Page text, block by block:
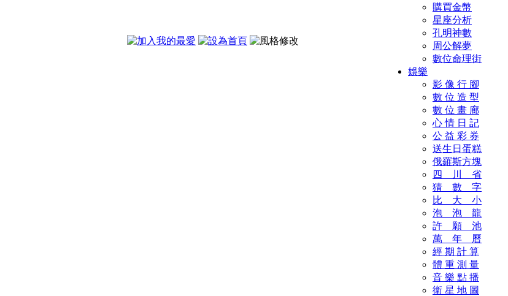
購買金幣
星座分析
孔明神數
周公解夢
數位命理街
娛樂
影 像 行 腳
數 位 造 型
數 位 畫 廊
心 情 日 記
公 益 彩 券
送生日蛋糕
俄羅斯方塊
四 川 省
猜 數 字
比 大 小
泡 泡 龍
許 願 池
萬 年 曆
經 期 計 算
體 重 測 量
音 樂 點 播
衛 星 地 圖